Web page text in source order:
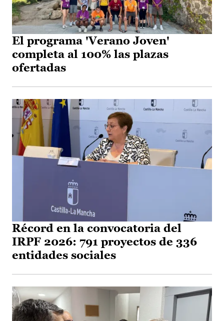
El programa 'Verano Joven'
completa al 100% las plazas
ofertadas
Récord en la convocatoria del
IRPF 2026: 791 proyectos de 336
entidades sociales